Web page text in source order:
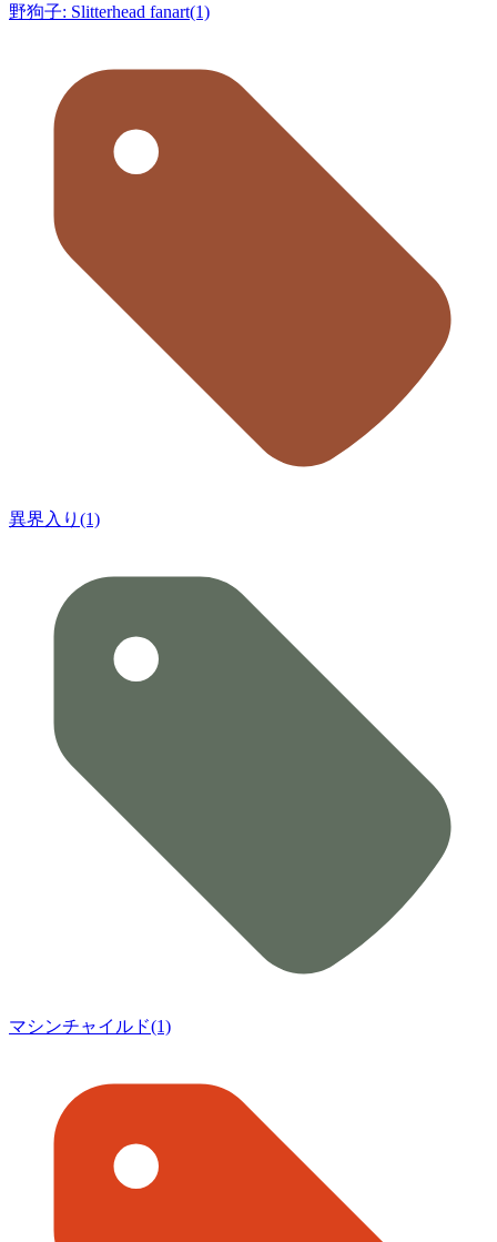
野狗子: Slitterhead fanart(1)
異界入り(1)
マシンチャイルド(1)